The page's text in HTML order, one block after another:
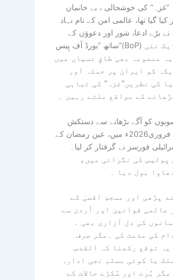
کی خوشحالی ، بے خانماں
امن منصوبہ‘‘ منظور کیا گیا تھا، عالمی امن کے نام نہاد
بڑے ادعا، شور اور دعوؤں کے
ساتھ ’’بورڈ آف پِیس‘‘(BoP) ترتیب دیا تھا ( جس میں پاکستان بھی شریک تھا) تاکہ ’’غزہ‘‘ کو ایک نئی
منصوبہ بھی طاقِ نسیاں میں
کو ایران پر حملہ آور
نظریں’’غزہ‘‘ کی تباہی
کے مواقع ملتے رہیں ۔
کو آگے بڑھانے سے دستکش
نہیں ہورہا ۔ القدس الشریف اور غزہ میں اُس کی زیادتیاں روزافزوں ہیں ۔ فروری2026ء میں، عین رمضان کے
فورسز نے گرفتار کر لیا۔
پولیس کی نگرانی میں،
بول دیا ۔
پڑھی اور مسجدِ اقصیٰ کے
عالمی قوانین اور اُردن سے
کی دل آزاری بھی ۔
کی مذمت کی ۔مگر صرف
توقع رکھنا کہ القدس
یا کوئی مسلم نجی ادارہ
بُرے اور سُکڑے حالات کے